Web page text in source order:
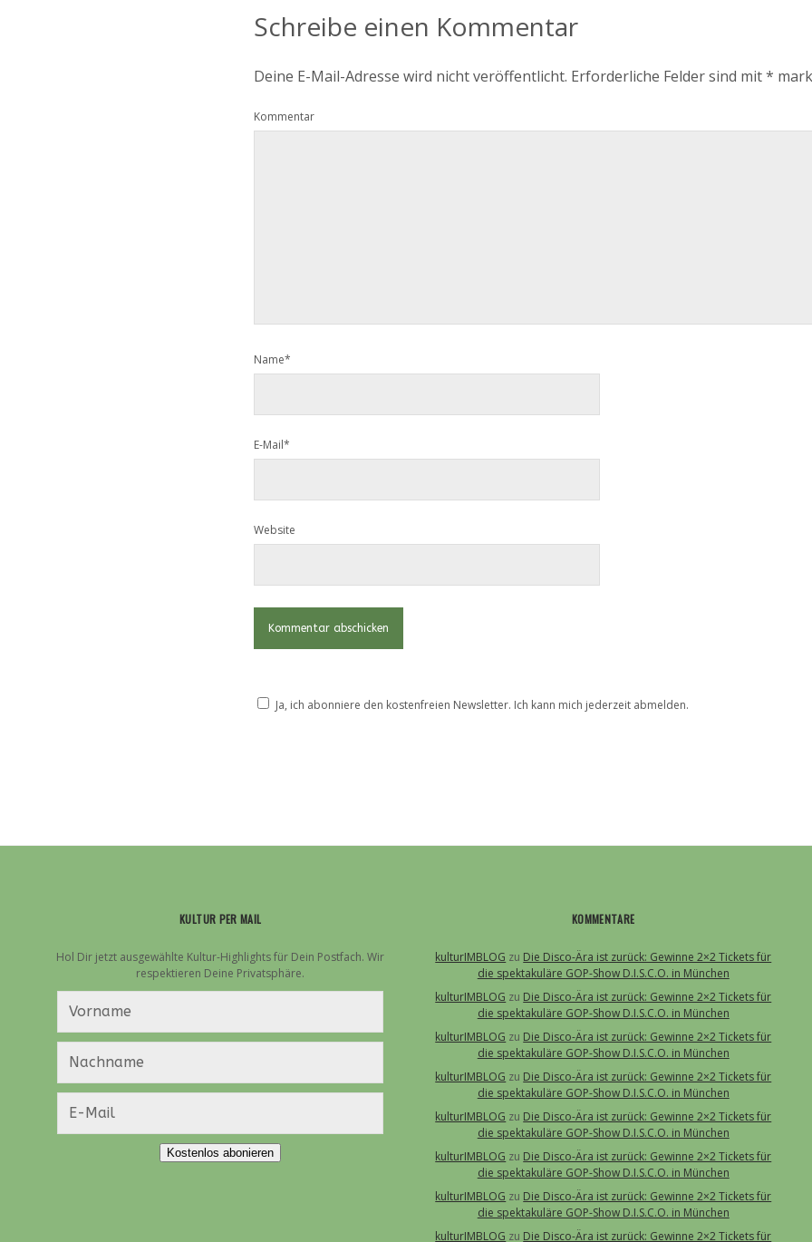
Schreibe einen Kommentar
Deine E-Mail-Adresse wird nicht veröffentlicht. Erforderliche Felder sind mit*
Kommentar
Name*
E-Mail*
Website
Ja, ich abonniere den kostenfreien Newsletter. Ich kann mich jederzeit abmelden.
KULTUR PER MAIL
Hol Dir jetzt ausgewählte Kultur-Highlights für Dein Postfach. Wir
respektieren Deine Privatsphäre.
Kostenlos abonieren
KOMMENTARE
kulturIMBLOG zu Die Disco-Ära ist zurück: Gewinne 2×2 Tickets für
die spektakuläre GOP-Show D.I.S.C.O. in München
kulturIMBLOG zu Die Disco-Ära ist zurück: Gewinne 2×2 Tickets für
die spektakuläre GOP-Show D.I.S.C.O. in München
kulturIMBLOG zu Die Disco-Ära ist zurück: Gewinne 2×2 Tickets für
die spektakuläre GOP-Show D.I.S.C.O. in München
kulturIMBLOG zu Die Disco-Ära ist zurück: Gewinne 2×2 Tickets für
die spektakuläre GOP-Show D.I.S.C.O. in München
kulturIMBLOG zu Die Disco-Ära ist zurück: Gewinne 2×2 Tickets für
die spektakuläre GOP-Show D.I.S.C.O. in München
kulturIMBLOG zu Die Disco-Ära ist zurück: Gewinne 2×2 Tickets für
die spektakuläre GOP-Show D.I.S.C.O. in München
kulturIMBLOG zu Die Disco-Ära ist zurück: Gewinne 2×2 Tickets für
die spektakuläre GOP-Show D.I.S.C.O. in München
kulturIMBLOG zu Die Disco-Ära ist zurück: Gewinne 2×2 Tickets für